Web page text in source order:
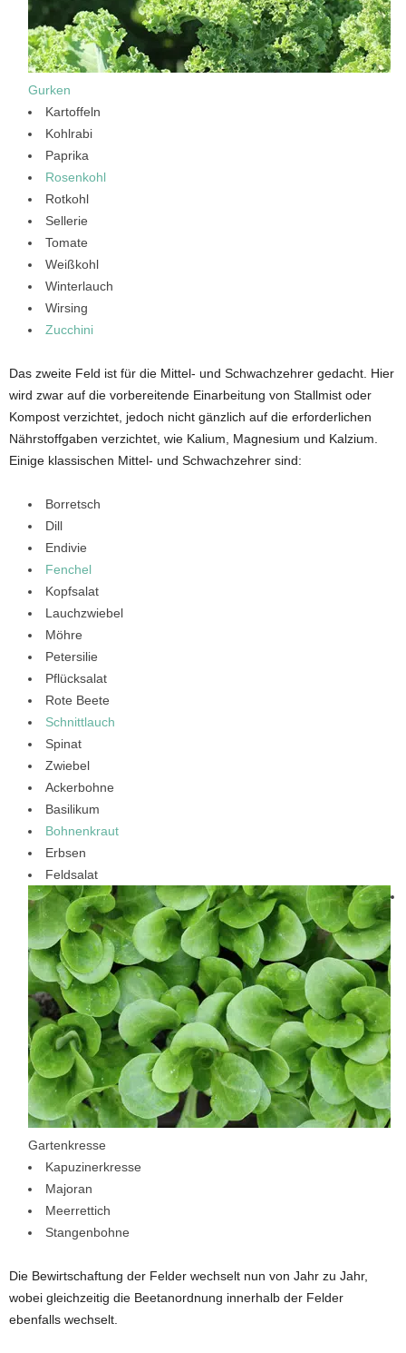
Gurken
Kartoffeln
Kohlrabi
Paprika
Rosenkohl
Rotkohl
Sellerie
Tomate
Weißkohl
Winterlauch
Wirsing
Zucchini
Das zweite Feld ist für die Mittel- und Schwachzehrer gedacht. Hier
wird zwar auf die vorbereitende Einarbeitung von Stallmist oder
Kompost verzichtet, jedoch nicht gänzlich auf die erforderlichen
Nährstoffgaben verzichtet, wie Kalium, Magnesium und Kalzium.
Einige klassischen Mittel- und Schwachzehrer sind:
Borretsch
Dill
Endivie
Fenchel
Kopfsalat
Lauchzwiebel
Möhre
Petersilie
Pflücksalat
Rote Beete
Schnittlauch
Spinat
Zwiebel
Ackerbohne
Basilikum
Bohnenkraut
Erbsen
Feldsalat
Gartenkresse
Kapuzinerkresse
Majoran
Meerrettich
Stangenbohne
Die Bewirtschaftung der Felder wechselt nun von Jahr zu Jahr,
wobei gleichzeitig die Beetanordnung innerhalb der Felder
ebenfalls wechselt.